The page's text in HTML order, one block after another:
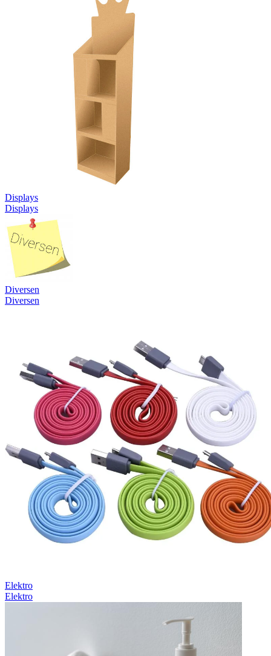
Displays
Displays
Diversen
Diversen
Elektro
Elektro